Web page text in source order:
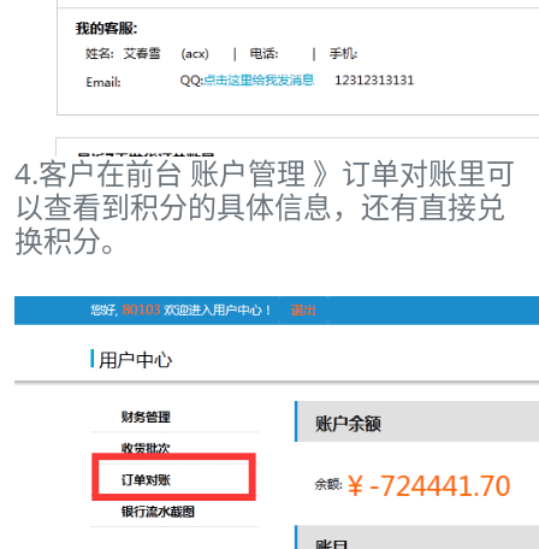
4.客户在前台 账户管理 》订单对账里可
以查看到积分的具体信息，还有直接兑
换积分。